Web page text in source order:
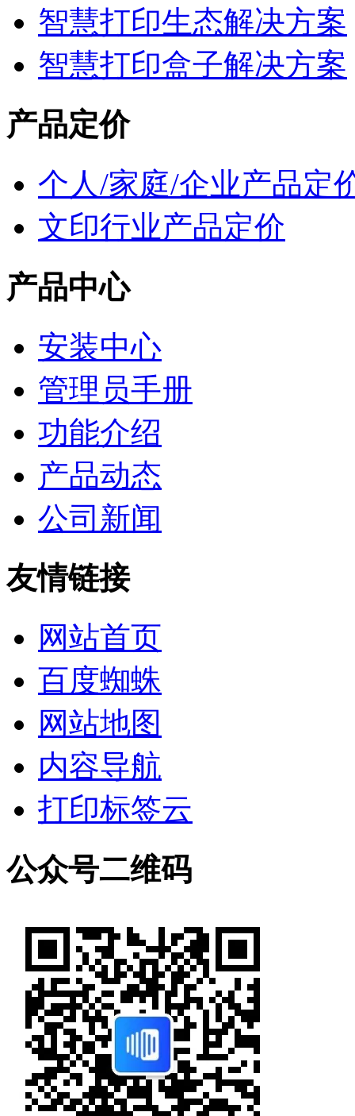
智慧打印生态解决方案
智慧打印盒子解决方案
产品定价
个人/家庭/企业产品定
文印行业产品定价
产品中心
安装中心
管理员手册
功能介绍
产品动态
公司新闻
友情链接
网站首页
百度蜘蛛
网站地图
内容导航
打印标签云
公众号二维码